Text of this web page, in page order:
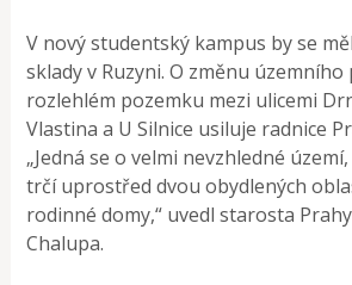
V nový studentský kampus by se
sklady v Ruzyni. O změnu územního
rozlehlém pozemku mezi ulicemi
Vlastina a U Silnice usiluje radnice
„Jedná se o velmi nevzhledné
trčí uprostřed dvou obydlených
rodinné domy,“ uvedl starosta
Chalupa.